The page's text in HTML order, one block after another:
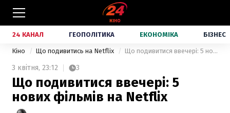
24 КАНАЛ ГЕОПОЛІТИКА ЕКОНОМІКА БІЗНЕС
Кіно Що подивитись на Netflix Що подивитися ввечері: 5 нових фільмів на Netflix
3 квітня, 23:12 3
Що подивитися ввечері: 5
нових фільмів на Netflix